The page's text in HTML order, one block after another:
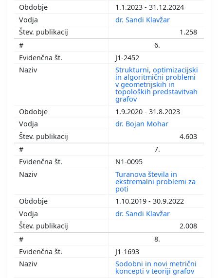
1.1.2023 - 31.12.2024
dr. Sandi Klavžar
1.258
6.
J1-2452
Strukturni, optimizacijski
in algoritmični problemi
v geometrijskih in
topoloških predstavitvah
grafov
1.9.2020 - 31.8.2023
dr. Bojan Mohar
4.603
7.
N1-0095
Turanova števila in
ekstremalni problemi za
poti
1.10.2019 - 30.9.2022
dr. Sandi Klavžar
2.008
8.
J1-1693
Sodobni in novi metrični
koncepti v teoriji grafov